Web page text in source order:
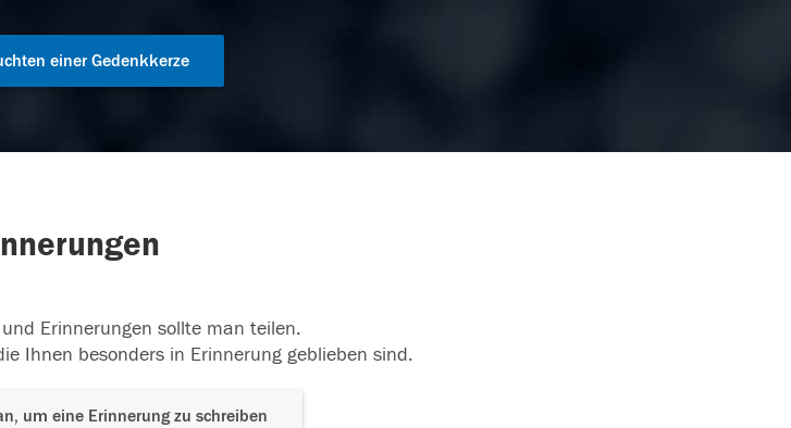
einer Gedenkkerze
Erinnerungen sollte man teilen.
Ihnen besonders in Erinnerung geblieben sind.
um eine Erinnerung zu schreiben